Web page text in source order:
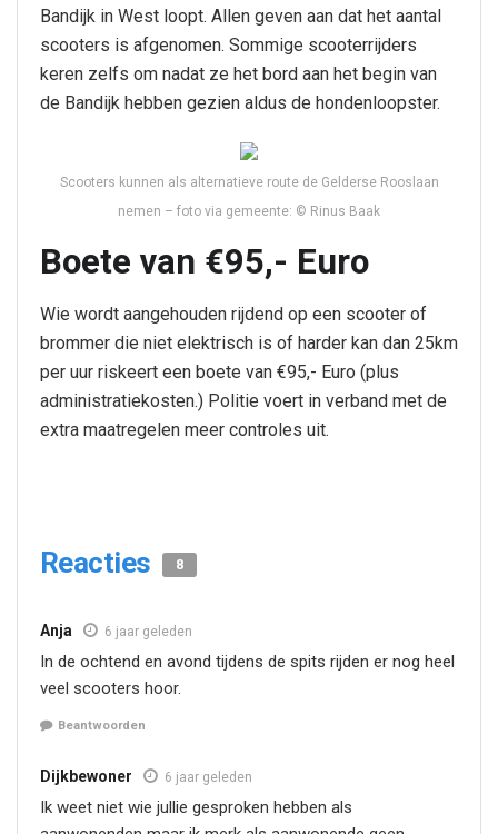
Bandijk in West loopt. Allen geven aan dat het aantal
scooters is afgenomen. Sommige scooterrijders
keren zelfs om nadat ze het bord aan het begin van
de Bandijk hebben gezien aldus de hondenloopster.
Scooters kunnen als alternatieve route de Gelderse Rooslaan
nemen – foto via gemeente: © Rinus Baak
Boete van €95,- Euro
Wie wordt aangehouden rijdend op een scooter of
brommer die niet elektrisch is of harder kan dan 25km
per uur riskeert een boete van €95,- Euro (plus
administratiekosten.) Politie voert in verband met de
extra maatregelen meer controles uit.
Reacties 8
Anja 6 jaar geleden
In de ochtend en avond tijdens de spits rijden er nog heel
veel scooters hoor.
Beantwoorden
Dijkbewoner 6 jaar geleden
Ik weet niet wie jullie gesproken hebben als